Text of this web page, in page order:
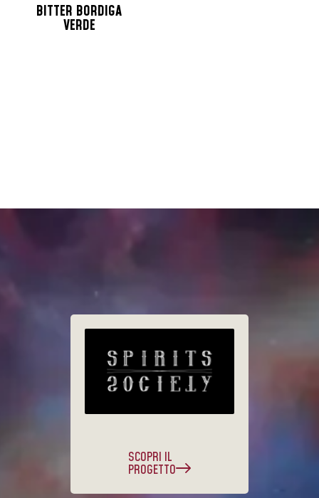
BITTER BORDIGA
VERDE
SCOPRI IL
PROGETTO